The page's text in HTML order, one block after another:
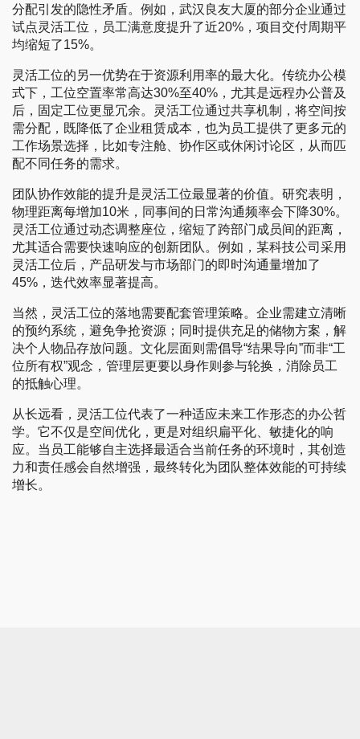
分配引发的隐性矛盾。例如，武汉良友大厦的部分企业通过
试点灵活工位，员工满意度提升了近20%，项目交付周期平
均缩短了15%。
灵活工位的另一优势在于资源利用率的最大化。传统办公模
式下，工位空置率常高达30%至40%，尤其是远程办公普及
后，固定工位更显冗余。灵活工位通过共享机制，将空间按
需分配，既降低了企业租赁成本，也为员工提供了更多元的
工作场景选择，比如专注舱、协作区或休闲讨论区，从而匹
配不同任务的需求。
团队协作效能的提升是灵活工位最显著的价值。研究表明，
物理距离每增加10米，同事间的日常沟通频率会下降30%。
灵活工位通过动态调整座位，缩短了跨部门成员间的距离，
尤其适合需要快速响应的创新团队。例如，某科技公司采用
灵活工位后，产品研发与市场部门的即时沟通量增加了
45%，迭代效率显著提高。
当然，灵活工位的落地需要配套管理策略。企业需建立清晰
的预约系统，避免争抢资源；同时提供充足的储物方案，解
决个人物品存放问题。文化层面则需倡导“结果导向”而非“工
位所有权”观念，管理层更要以身作则参与轮换，消除员工
的抵触心理。
从长远看，灵活工位代表了一种适应未来工作形态的办公哲
学。它不仅是空间优化，更是对组织扁平化、敏捷化的响
应。当员工能够自主选择最适合当前任务的环境时，其创造
力和责任感会自然增强，最终转化为团队整体效能的可持续
增长。